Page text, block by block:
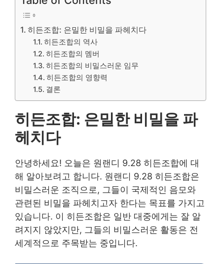
히든조합: 은밀한 비밀을 파헤치다
히든조합의 역사
히든조합의 멤버
히든조합의 비밀스러운 임무
히든조합의 영향력
결론
히든조합: 은밀한 비밀을 파
헤치다
안녕하세요! 오늘은 원랜디 9.28 히든조합에 대
해 알아보려고 합니다. 원랜디 9.28 히든조합은
비밀스러운 조직으로, 그들이 국제적인 음모와
관련된 비밀을 파헤치고자 한다는 목표를 가지고
있습니다. 이 히든조합은 일반 대중에게는 잘 알
려지지 않았지만, 그들의 비밀스러운 활동은 전
세계적으로 주목받는 중입니다.